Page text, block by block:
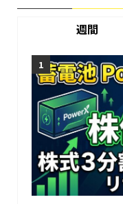
週間